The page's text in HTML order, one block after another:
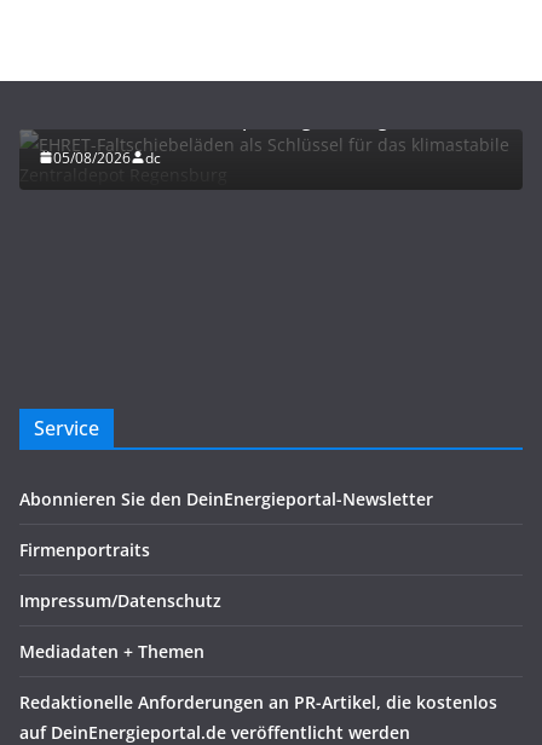
05/08/2026 dc
Service
Abonnieren Sie den DeinEnergieportal-Newsletter
Firmenportraits
Impressum/Datenschutz
Mediadaten + Themen
Redaktionelle Anforderungen an PR-Artikel, die kostenlos
auf DeinEnergieportal.de veröffentlicht werden